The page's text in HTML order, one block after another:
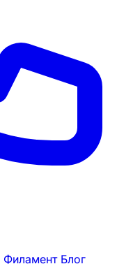
Филамент Блог